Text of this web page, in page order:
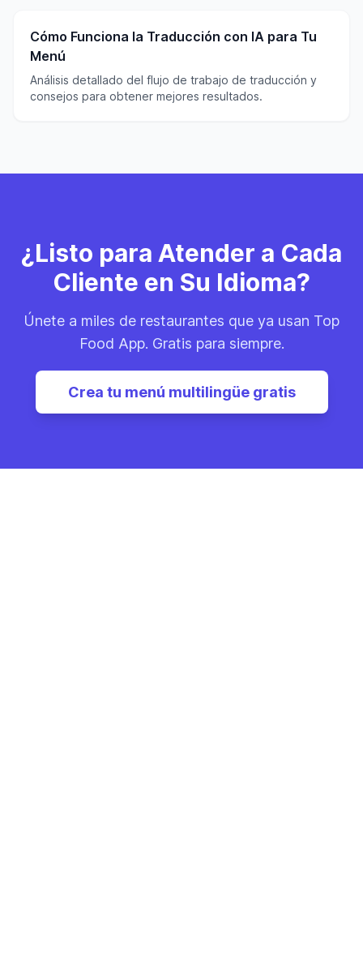
Cómo Funciona la Traducción con IA para Tu
Menú
Análisis detallado del flujo de trabajo de traducción y
consejos para obtener mejores resultados.
¿Listo para Atender a Cada
Cliente en Su Idioma?
Únete a miles de restaurantes que ya usan Top
Food App. Gratis para siempre.
Crea tu menú multilingüe gratis